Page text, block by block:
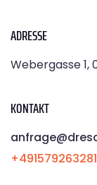
ADRESSE
Webergasse 1,
KONTAKT